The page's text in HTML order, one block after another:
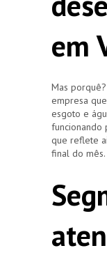
em
Mas
empresa
esgoto e
funcionando
que reflete
final do mês.